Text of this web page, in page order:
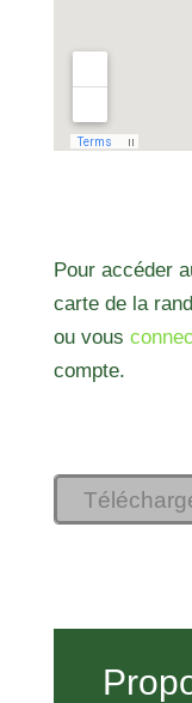
Pour accéder
carte de la
ou vous
compte.